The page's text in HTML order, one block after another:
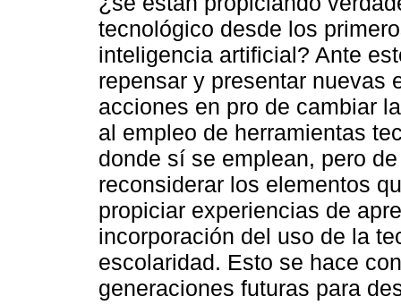
tecnológico desde los
inteligencia artificial? Ante
repensar y presentar nuevas
acciones en pro de cambiar
al empleo de herramientas
donde sí se emplean, pero
reconsiderar los elementos
propiciar experiencias de
incorporación del uso de la
escolaridad. Esto se hace
generaciones futuras para